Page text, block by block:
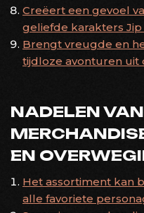
Creëert een gevoel
geliefde karakters Jip
Brengt vreugde en
tijdloze avonturen uit
NADELEN
EN
Het assortiment kan
alle favoriete